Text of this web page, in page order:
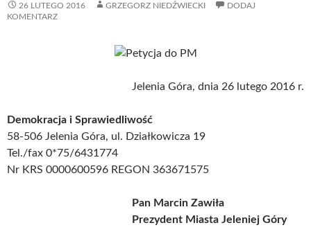
26 LUTEGO 2016 GRZEGORZ NIEDŹWIECKI
DODAJ
KOMENTARZ
Jelenia Góra, dnia 26 lutego 2016 r.
Demokracja i Sprawiedliwość
58-506 Jelenia Góra, ul. Działkowicza 19
Tel./fax 0*75/6431774
Nr KRS 0000600596 REGON 363671575
Pan Marcin Zawiła
Prezydent Miasta Jeleniej Góry